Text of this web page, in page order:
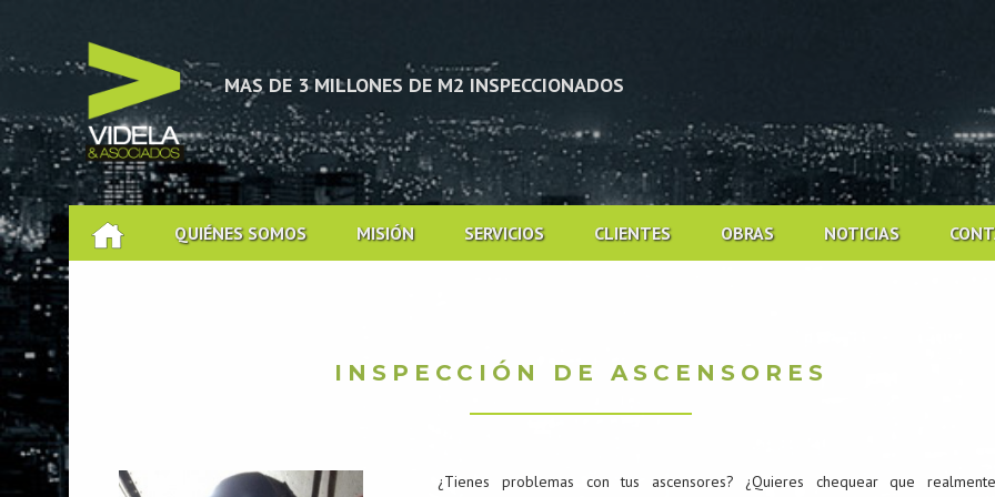
TÉCNICA MAS DE 3 MILLONES DE M2 INSPECCIONADOS
QUIÉNES SOMOS MISIÓN SERVICIOS CLIENTES OBRAS NOTICIAS
INSPECCIÓN DE ASCENSORES
¿Tienes problemas con tus ascensores? ¿Quieres chequear que